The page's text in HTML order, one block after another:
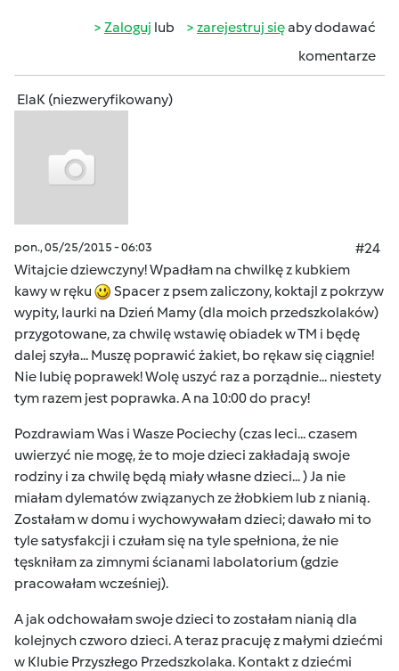
Zaloguj lub zarejestruj sięaby dodawać
komentarze
ElaK (niezweryfikowany)
pon., 05/25/2015 - 06:03
#24
Witajcie dziewczyny! Wpadłam na chwilkę z kubkiem
kawy w ręku
Spacer z psem zaliczony, koktajl z pokrzyw
wypity, laurki na Dzień Mamy (dla moich przedszkolaków)
przygotowane, za chwilę wstawię obiadek w TM i będę
dalej szyła... Muszę poprawić żakiet, bo rękaw się ciągnie!
Nie lubię poprawek! Wolę uszyć raz a porządnie... niestety
tym razem jest poprawka. A na 10:00 do pracy!
Pozdrawiam Was i Wasze Pociechy (czas leci... czasem
uwierzyć nie mogę, że to moje dzieci zakładają swoje
rodziny i za chwilę będą miały własne dzieci... ) Ja nie
miałam dylematów związanych ze żłobkiem lub z nianią.
Zostałam w domu i wychowywałam dzieci; dawało mi to
tyle satysfakcji i czułam się na tyle spełniona, że nie
tęskniłam za zimnymi ścianami labolatorium (gdzie
pracowałam wcześniej).
A jak odchowałam swoje dzieci to zostałam nianią dla
kolejnych czworo dzieci. A teraz pracuję z małymi dziećmi
w Klubie Przyszłego Przedszkolaka. Kontakt z dziećmi